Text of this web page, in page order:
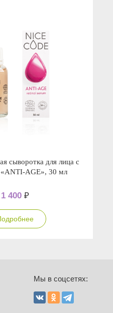
сыворотка для лица с
AGE», 30 мл
1 400 ₽
Мы в соцсетях: